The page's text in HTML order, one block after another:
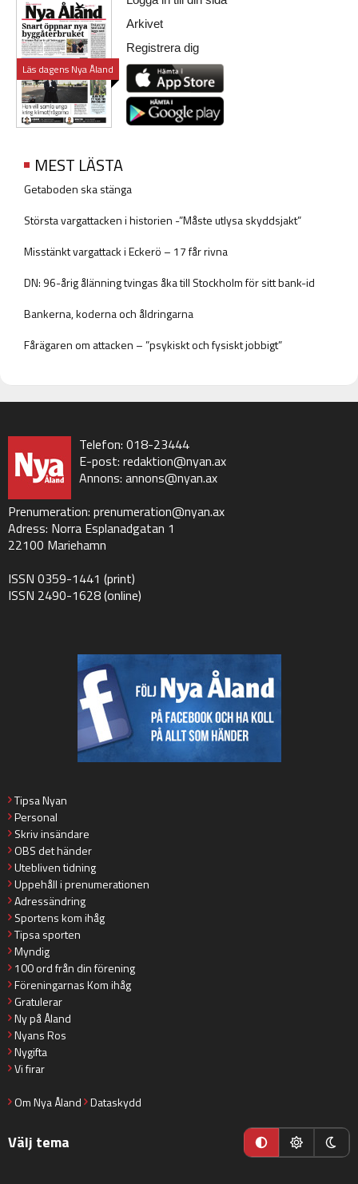
Läs dagens Nya Åland
Arkivet
Registrera dig
MEST LÄSTA
Getaboden ska stänga
Största vargattacken i historien -”Måste utlysa skyddsjakt”
Misstänkt vargattack i Eckerö – 17 får rivna
DN: 96-årig ålänning tvingas åka till Stockholm för sitt bank-id
Bankerna, koderna och åldringarna
Fårägaren om attacken – ”psykiskt och fysiskt jobbigt”
Telefon: 018-23444
E-post: redaktion@nyan.ax
Annons: annons@nyan.ax
Prenumeration: prenumeration@nyan.ax
Adress: Norra Esplanadgatan 1
22100 Mariehamn
ISSN 0359-1441 (print)
ISSN 2490-1628 (online)
Tipsa Nyan
Personal
Skriv insändare
OBS det händer
Utebliven tidning
Uppehåll i prenumerationen
Adressändring
Sportens kom ihåg
Tipsa sporten
Myndig
100 ord från din förening
Föreningarnas Kom ihåg
Gratulerar
Ny på Åland
Nyans Ros
Nygifta
Vi firar
Om Nya Åland Dataskydd
Välj tema